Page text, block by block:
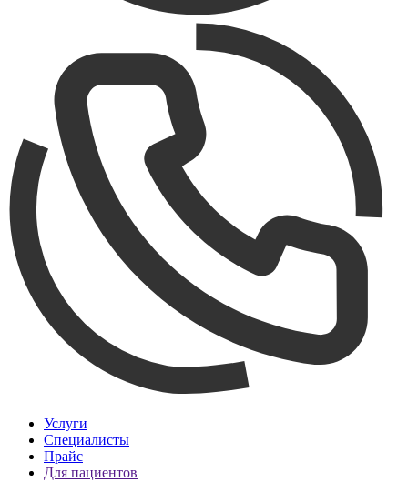
Услуги
Специалисты
Прайс
Для пациентов